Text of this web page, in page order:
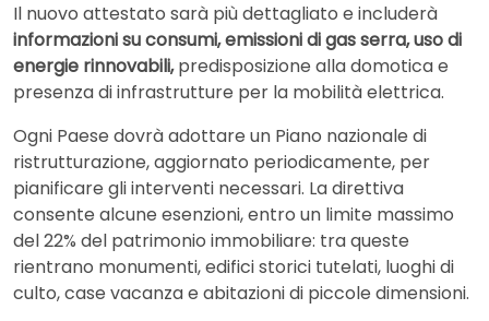
Il nuovo attestato sarà più dettagliato e includerà
informazioni su consumi, emissioni di gas serra, uso di
energie rinnovabili,predisposizione alla domotica e
presenza di infrastrutture per la mobilità elettrica.
Ogni Paese dovrà adottare un Piano nazionale di
ristrutturazione, aggiornato periodicamente, per
pianificare gli interventi necessari. La direttiva
consente alcune esenzioni, entro un limite massimo
del 22% del patrimonio immobiliare: tra queste
rientrano monumenti, edifici storici tutelati, luoghi di
culto, case vacanza e abitazioni di piccole dimensioni.